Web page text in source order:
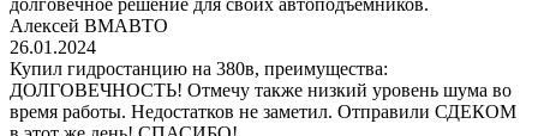
долговечное решение для своих автоподъемников.
Алексей ВМАВТО
26.01.2024
Купил гидростанцию на 380в, преимущества:
ДОЛГОВЕЧНОСТЬ! Отмечу также низкий уровень шума во
время работы. Недостатков не заметил. Отправили СДЕКОМ